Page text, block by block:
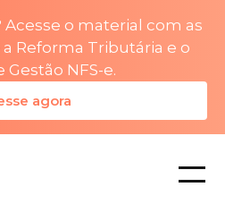
o material com as
Reforma Tributária e o
Gestão NFS-e.
agora